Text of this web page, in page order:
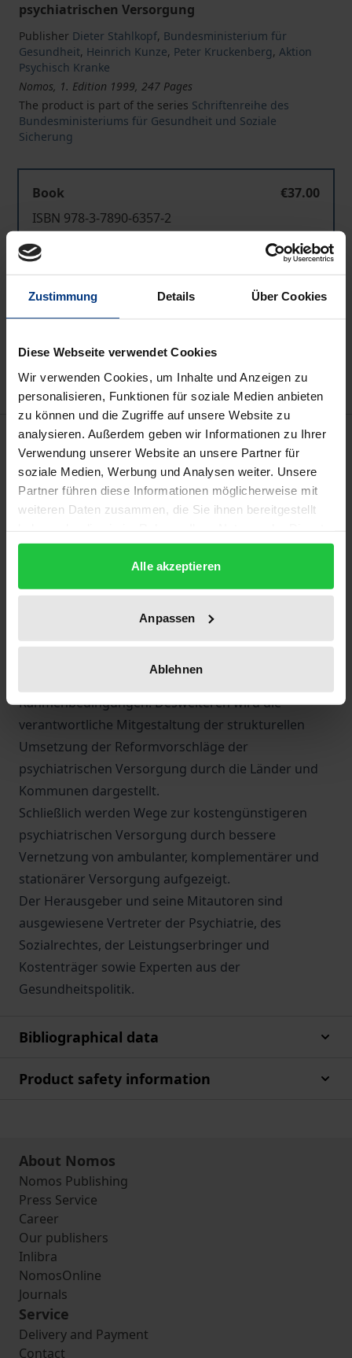
Zustimmung Details Über Cookies
Diese Webseite verwendet Cookies
Wir verwenden Cookies, um Inhalte und Anzeigen zu
personalisieren, Funktionen für soziale Medien anbieten
zu können und die Zugriffe auf unsere Website zu
analysieren. Außerdem geben wir Informationen zu Ihrer
Verwendung unserer Website an unsere Partner für
soziale Medien, Werbung und Analysen weiter. Unsere
Partner führen diese Informationen möglicherweise mit
weiteren Daten zusammen, die Sie ihnen bereitgestellt
gesammelt haben.
Alle akzeptieren
Anpassen
Ablehnen
psychiatrischen Versorgung
Publisher Dieter Stahlkopf, Bundesministerium für
Gesundheit, Heinrich Kunze, Peter Kruckenberg, Aktion
Psychisch Kranke
Nomos, 1. Edition 1999, 247 Pages
The product is part of the series Schriftenreihe des
Bundesministeriums für Gesundheit und Soziale
Sicherung
Book
€37.00
ISBN 978-3-7890-6357-2
Not available
Delivery cost notice
Description
Dieser Band setzt die Darstellung der Ergebnisse
des Forschungsprojektes der Aktion Psychisch
Während im 1. Teilband (Baden-Baden 1999, ISBN 3-
7890-6034-8) Wege zur verbesserten,
bedarfsgerechten und am Patienten orientierten
ambulanten psychiatrischen Versorgung aufgezeigt
Rahmenbedingungen. Desweiteren wird die
verantwortliche Mitgestaltung der strukturellen
Umsetzung der Reformvorschläge der
psychiatrischen Versorgung durch die Länder und
Kommunen dargestellt.
Schließlich werden Wege zur kostengünstigeren
psychiatrischen Versorgung durch bessere
Vernetzung von ambulanter, komplementärer und
stationärer Versorgung aufgezeigt.
Der Herausgeber und seine Mitautoren sind
ausgewiesene Vertreter der Psychiatrie, des
Sozialrechtes, der Leistungserbringer und
Kostenträger sowie Experten aus der
Gesundheitspolitik.
Bibliographical data
Product safety information
About Nomos
Nomos Publishing
Press Service
Career
Our publishers
Inlibra
NomosOnline
Journals
Service
Delivery and Payment
Contact